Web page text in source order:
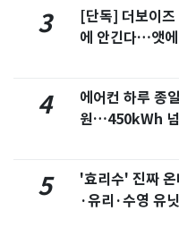
3
[단독] 더보이
에 안긴다…앳
4
에어컨 하루 종
원…450kWh
5
'효리수' 진짜
·유리·수영 유